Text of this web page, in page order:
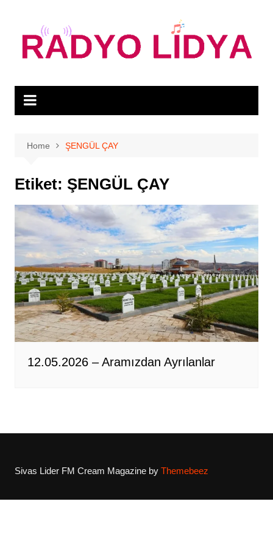
content
Home ŞENGÜL ÇAY
Etiket: ŞENGÜL ÇAY
12.05.2026 – Aramızdan Ayrılanlar
Sivas Lider FM Cream Magazine by Themebeez